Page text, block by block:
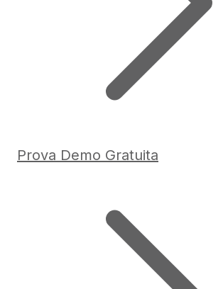
Prova Demo Gratuita